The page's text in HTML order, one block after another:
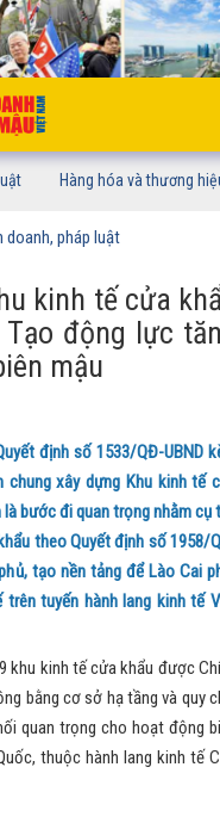
Hàng hóa và thương
doanh, pháp luật
kinh tế cửa
động lực
mậu
định số 1533/QĐ-UBND
chung xây dựng Khu kinh tế
bước đi quan trọng nhằm cụ
theo Quyết định số 1958/
tạo nền tảng để Lào Cai
tuyến hành lang kinh tế
khu kinh tế cửa khẩu được
bằng cơ sở hạ tầng và quy
quan trọng cho hoạt động
thuộc hành lang kinh tế